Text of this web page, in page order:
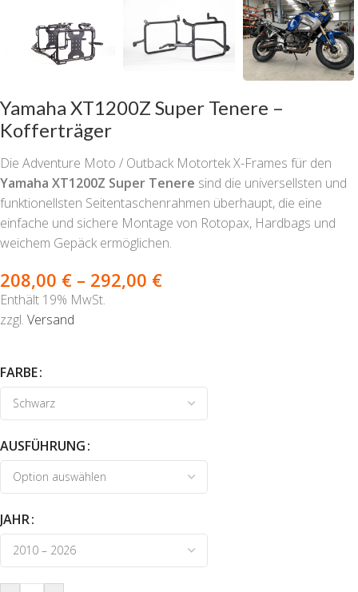
Yamaha XT1200Z Super Tenere –
Kofferträger
Die Adventure Moto / Outback Motortek X-Frames für den
Yamaha XT1200Z Super Tenere sind die universellsten und
funktionellsten Seitentaschenrahmen überhaupt, die eine
einfache und sichere Montage von Rotopax, Hardbags und
weichem Gepäck ermöglichen.
208,00 € – 292,00 €
Enthält 19% MwSt.
zzgl. Versand
FARBE
AUSFÜHRUNG
JAHR